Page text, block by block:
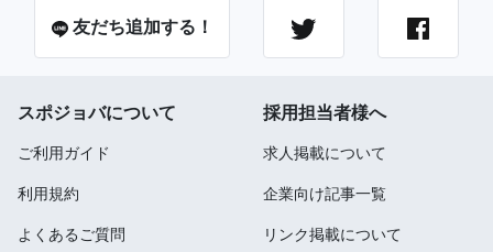
友だち追加する！
スポジョバについて
ご利用ガイド
利用規約
よくあるご質問
採用担当者様へ
求人掲載について
企業向け記事一覧
リンク掲載について